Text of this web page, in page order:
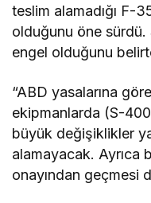
teslim alamadığı F-
olduğunu öne sürdü.
engel olduğunu
“ABD yasalarına
ekipmanlarda (S-
büyük değişiklikler
alamayacak. Ayrıca
onayından geçmesi